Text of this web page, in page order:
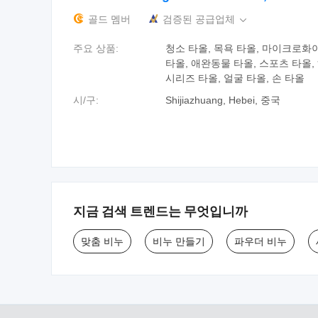
골드 멤버 검증된 공급업체 
주요 상품:
청소 타올, 목욕 타올, 마이크로화
타올, 애완동물 타올, 스포츠 타올
시리즈 타올, 얼굴 타올, 손 타올
시/구:
Shijiazhuang, Hebei, 중국
지금 검색 트렌드는 무엇입니까
맞춤 비누 비누 만들기 파우더 비누